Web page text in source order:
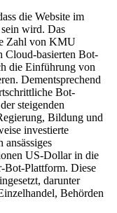
die Website im
wird. Das
Zahl von KMU
Cloud-basierten Bot-
die Einführung von
Dementsprechend
Bot-
steigenden
Bildung und
investierte
US-Dollar in die
Bot-Plattform. Diese
darunter
Behörden